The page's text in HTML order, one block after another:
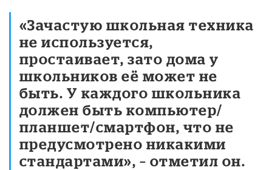
«Зачастую школьная техника
не используется,
простаивает, зато дома у
школьников её может не
быть. У каждого школьника
должен быть компьютер/
планшет/смартфон, что не
предусмотрено никакими
стандартами», – отметил он.